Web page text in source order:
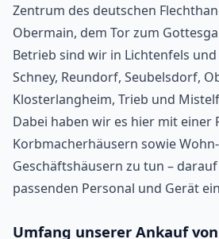
Zentrum des deutschen
Obermain, dem Tor zum
Betrieb sind wir in Lichtenfels
Schney, Reundorf, Seubelsdorf,
Klosterlangheim, Trieb und
Dabei haben wir es hier mit einer
Korbmacherhäusern sowie
Geschäftshäusern zu tun –
passenden Personal und Gerät
Umfang unserer Ankauf